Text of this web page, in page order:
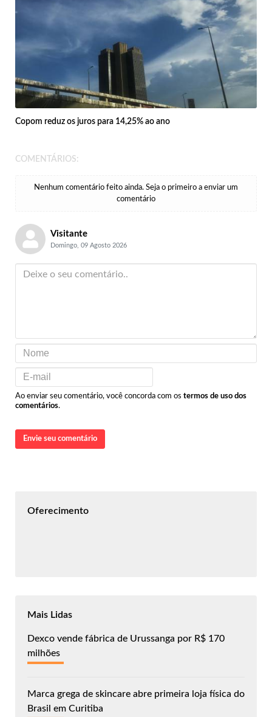
Copom reduz os juros para 14,25% ao ano
COMENTÁRIOS:
Nenhum comentário feito ainda. Seja o primeiro a enviar um
comentário
Visitante
Domingo, 09 Agosto 2026
Ao enviar seu comentário, você concorda com os termos de uso dos
comentários.
Envie seu comentário
Oferecimento
Mais Lidas
Dexco vende fábrica de Urussanga por R$ 170
milhões
Marca grega de skincare abre primeira loja física do
Brasil em Curitiba